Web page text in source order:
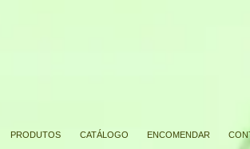
PRODUTOS CATÁLOGO ENCOMENDAR